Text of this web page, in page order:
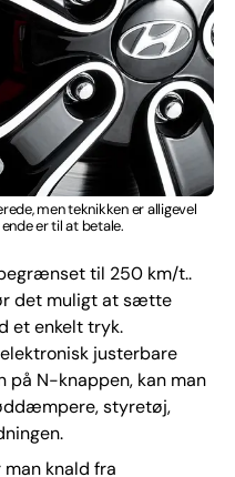
men teknikken er alligevel
er til at betale.
til 250 km/t..
det muligt at sætte
et enkelt tryk.
justerbare
N-knappen, kan man
styretøj,
knald fra